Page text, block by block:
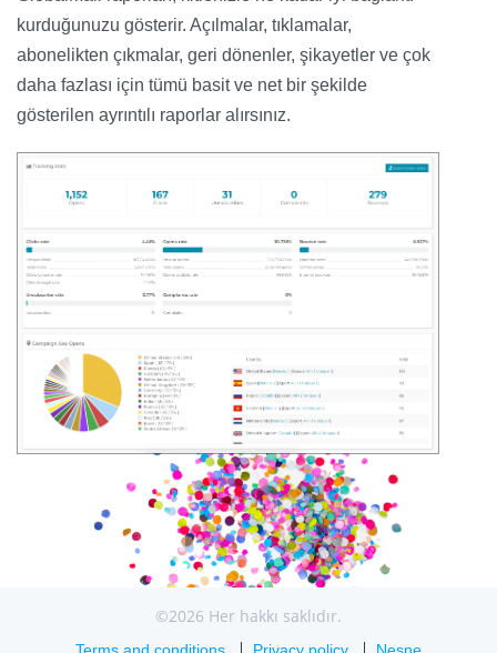
kurduğunuzu gösterir. Açılmalar, tıklamalar,
abonelikten çıkmalar, geri dönenler, şikayetler ve çok
daha fazlası için tümü basit ve net bir şekilde
gösterilen ayrıntılı raporlar alırsınız.
©2026 Her hakkı saklıdır.
Terms and conditions Privacy policy Nesne